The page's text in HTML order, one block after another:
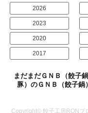
2026
2023
2020
2017
まだまだＧＮＢ（餃子
豚）のＧＮＢ（餃子
Copyright© 餃子工房RONブ